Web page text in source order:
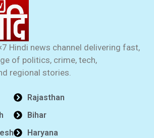
Hindi news channel delivering fast,
of politics, crime, tech,
regional stories.
Rajasthan
Bihar
Haryana